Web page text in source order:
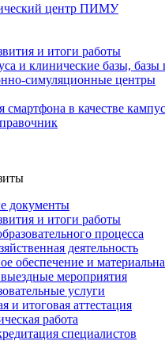
центр ПИМУ
и итоги работы
и клинические базы, базы
симуляционные центры
смартфона в качестве
документы
и итоги работы
процесса
деятельность
обеспечение и
мероприятия
услуги
и итоговая аттестация
работа
специалистов